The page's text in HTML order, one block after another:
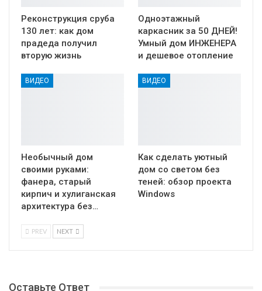
Реконструкция сруба
130 лет: как дом
прадеда получил
вторую жизнь
Одноэтажный
каркасник за 50 ДНЕЙ!
Умный дом ИНЖЕНЕРА
и дешевое отопление
ВИДЕО
Необычный дом
своими руками:
фанера, старый
кирпич и хулиганская
архитектура без…
ВИДЕО
Как сделать уютный
дом со светом без
теней: обзор проекта
Windows
PREV NEXT
Оставьте Ответ